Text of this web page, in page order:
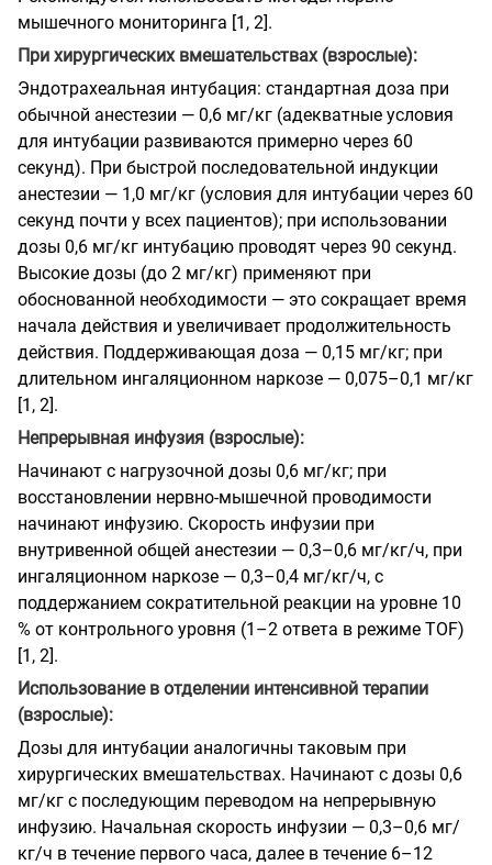
мышечного мониторинга [1, 2].
При хирургических вмешательствах (взрослые):
Эндотрахеальная интубация: стандартная доза при
обычной анестезии — 0,6 мг/кг (адекватные условия
для интубации развиваются примерно через 60
секунд). При быстрой последовательной индукции
анестезии — 1,0 мг/кг (условия для интубации через 60
секунд почти у всех пациентов); при использовании
дозы 0,6 мг/кг интубацию проводят через 90 секунд.
Высокие дозы (до 2 мг/кг) применяют при
обоснованной необходимости — это сокращает время
начала действия и увеличивает продолжительность
действия. Поддерживающая доза — 0,15 мг/кг; при
длительном ингаляционном наркозе — 0,075–0,1 мг/кг
[1, 2].
Непрерывная инфузия (взрослые):
Начинают с нагрузочной дозы 0,6 мг/кг; при
восстановлении нервно-мышечной проводимости
начинают инфузию. Скорость инфузии при
внутривенной общей анестезии — 0,3–0,6 мг/кг/ч, при
ингаляционном наркозе — 0,3–0,4 мг/кг/ч, с
поддержанием сократительной реакции на уровне 10
% от контрольного уровня (1–2 ответа в режиме TOF)
[1, 2].
Использование в отделении интенсивной терапии
(взрослые):
Дозы для интубации аналогичны таковым при
хирургических вмешательствах. Начинают с дозы 0,6
мг/кг с последующим переводом на непрерывную
инфузию. Начальная скорость инфузии — 0,3–0,6 мг/
кг/ч в течение первого часа, далее в течение 6–12